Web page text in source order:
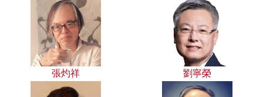
張灼祥 劉寧榮